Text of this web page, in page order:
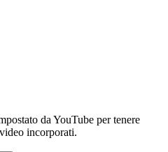
da YouTube per tenere
incorporati.